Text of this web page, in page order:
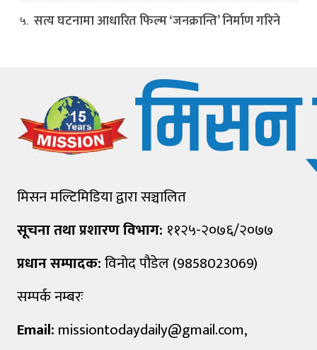
५. सत्य घटनामा आधारित फिल्म ‘जनक्रान्ति’ निर्माण गरिने
मिसन मल्टिमिडिया द्वारा सञ्चालित
सूचना तथा प्रशारण विभाग: ११२५-२०७६/२०७७
प्रधान सम्पादक:विनोद पौडेल (9858023069)
सम्पर्क नम्बरः
Email: missiontodaydaily@gmail.com,